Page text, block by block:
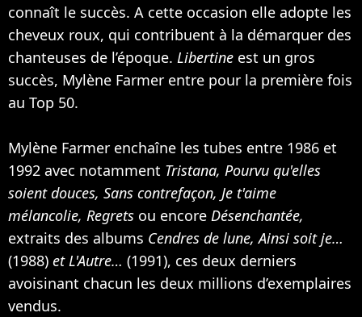
connaît le succès. A cette occasion elle adopte les
cheveux roux, qui contribuent à la démarquer des
chanteuses de l’époque. Libertine est un gros
succès, Mylène Farmer entre pour la première fois
au Top 50.
Mylène Farmer enchaîne les tubes entre 1986 et
1992 avec notamment Tristana, Pourvu qu'elles
soient douces, Sans contrefaçon, Je t'aime
mélancolie, Regrets ou encore Désenchantée,
extraits des albums Cendres de lune, Ainsi soit je…
(1988) et L'Autre… (1991), ces deux derniers
avoisinant chacun les deux millions d’exemplaires
vendus.